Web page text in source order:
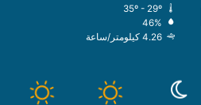
46%
4.26 كيلومتر/ساعة